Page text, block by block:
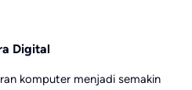
Digital
komputer menjadi semakin